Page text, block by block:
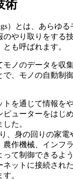
術
）とは、あらゆ
のやり取りをする
も呼ばれます。
モノのデータを収
で、モノの自動制
トを通じて情報を
ピューターをはじ
た。
、身の回りの家電
農作機械、インフ
って制御できるよ
ネットに接続され
。